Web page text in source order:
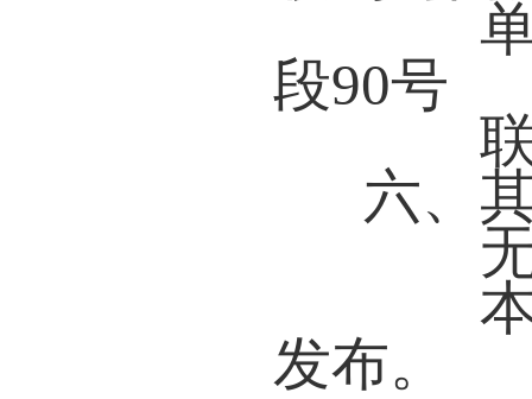
单
段90号
联
六、
本
发布。